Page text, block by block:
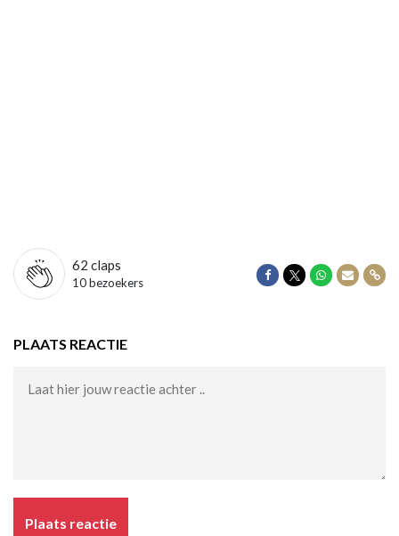
62 claps
10 bezoekers
Delen op Facebook
Delen op Twitter
Delen op
Delen
PLAATS REACTIE
Plaats reactie